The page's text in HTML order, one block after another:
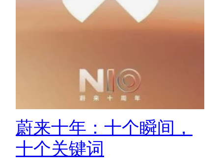
蔚来十年：十个瞬间，
十个关键词